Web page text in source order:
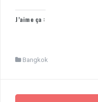
J’aime ça :
Bangkok